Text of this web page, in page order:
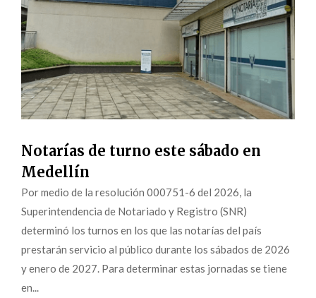
Notarías de turno este sábado en
Medellín
Por medio de la resolución 000751-6 del 2026, la
Superintendencia de Notariado y Registro (SNR)
determinó los turnos en los que las notarías del país
prestarán servicio al público durante los sábados de 2026
y enero de 2027. Para determinar estas jornadas se tiene
en...